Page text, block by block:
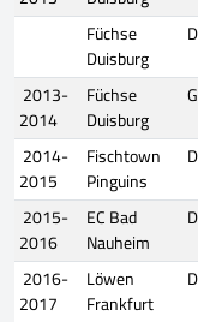
Füchse
Duisburg
2013-
2014
Füchse
Duisburg
2014-
2015
Fischtown
Pinguins
2015-
2016
EC Bad
Nauheim
2016-
2017
Löwen
Frankfurt